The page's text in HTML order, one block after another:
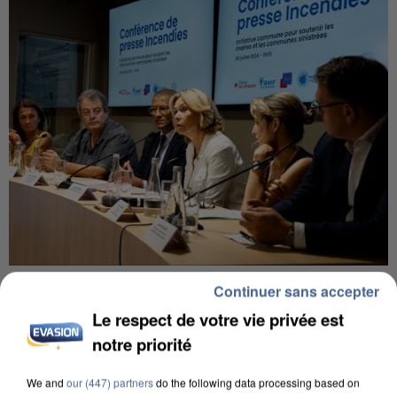
INCENDIES : L’ÎLE-DE-FRANCE LANCE UN ÉLAN
DE SOLIDARITÉ AVEC LES...
Le respect de votre vie privée est
notre priorité
We and our (447) partnersdo the following data processing based on
Continuer sans accepter